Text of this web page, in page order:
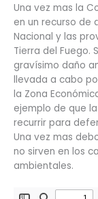
Una vez mas la
en un recurso de
Nacional y las
Tierra del Fuego.
gravísimo daño
llevada a cabo
la Zona
ejemplo de que
recurrir para
Una vez mas
no sirven en los
ambientales.